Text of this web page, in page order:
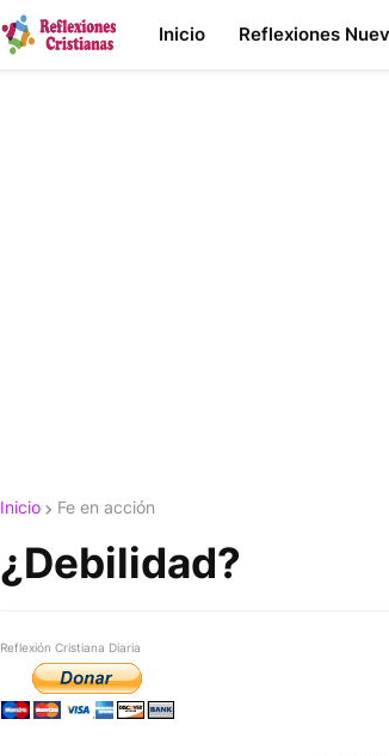
Inicio Reflexiones
Inicio Fe en acción
¿Debilidad?
Reflexión Cristiana Diaria